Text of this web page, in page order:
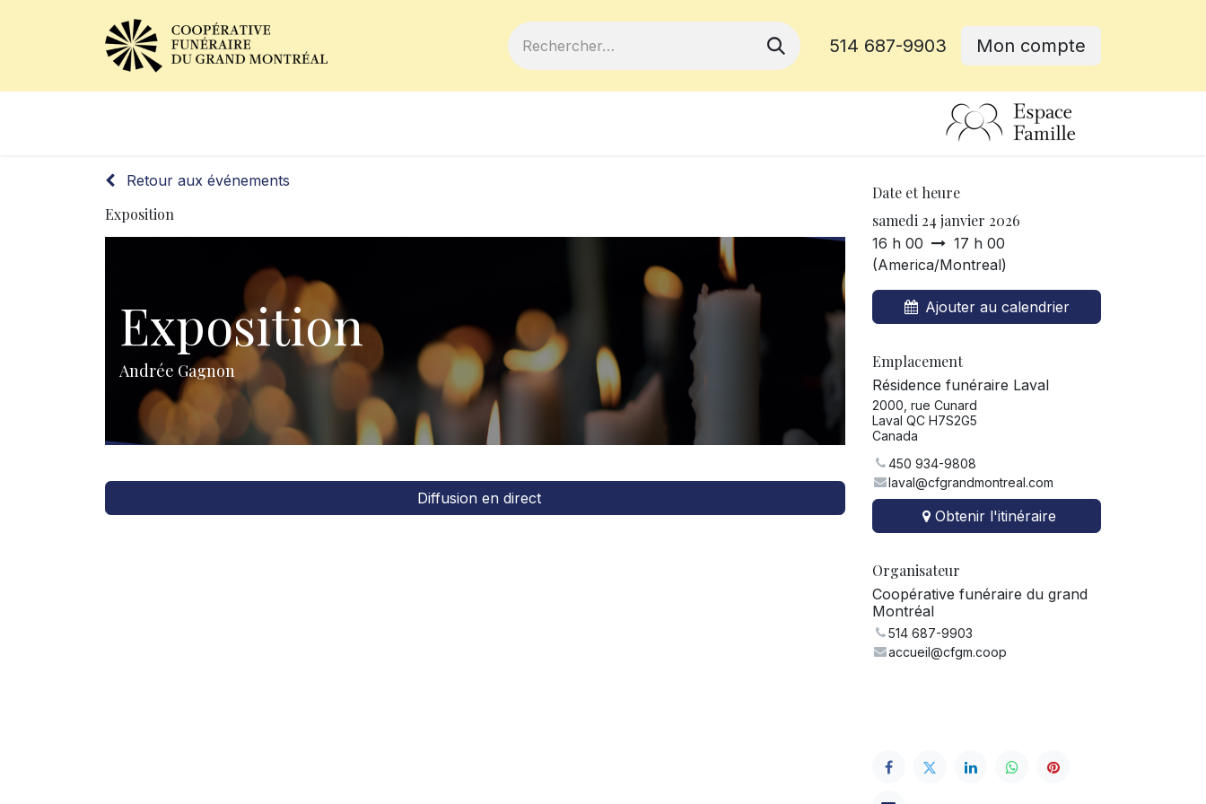
514 687-9903 Mon compte
Retour aux événements
Exposition
Exposition
Andrée Gagnon
Diffusion en direct
Date et heure
samedi 24 janvier 2026
16 h 00
17 h 00
(America/Montreal)
Ajouter au calendrier
Emplacement
Résidence funéraire Laval
2000, rue Cunard
Laval QC H7S2G5
Canada
450 934-9808
laval@cfgrandmontreal.com
Obtenir l'itinéraire
Organisateur
Coopérative funéraire du grand
Montréal
514 687-9903
accueil@cfgm.coop